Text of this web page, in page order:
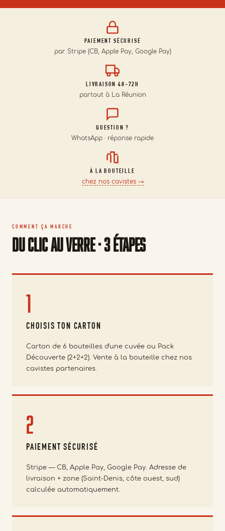
PAIEMENT SÉCURISÉ
par Stripe (CB, Apple Pay, Google Pay)
LIVRAISON 48-72H
partout à La Réunion
QUESTION ?
WhatsApp · réponse rapide
À LA BOUTEILLE
chez nos cavistes →
COMMENT ÇA MARCHE
Du clic au verre · 3 étapes
1
CHOISIS TON CARTON
Carton de 6 bouteilles d'une cuvée ou Pack
Découverte (2+2+2). Vente à la bouteille chez nos
cavistes partenaires.
2
PAIEMENT SÉCURISÉ
Stripe — CB, Apple Pay, Google Pay. Adresse de
livraison + zone (Saint-Denis, côte ouest, sud)
calculée automatiquement.